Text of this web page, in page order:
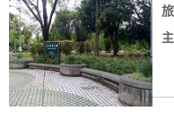
民
宿
全